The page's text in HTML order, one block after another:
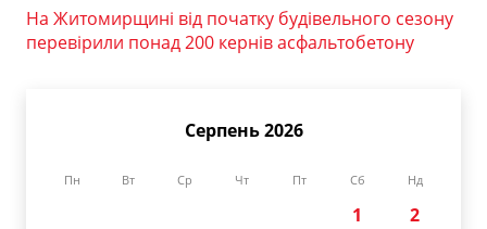
На Житомирщині від початку будівельного сезону
перевірили понад 200 кернів асфальтобетону
Серпень 2026
Пн Вт Ср Чт Пт Сб Нд
1
2